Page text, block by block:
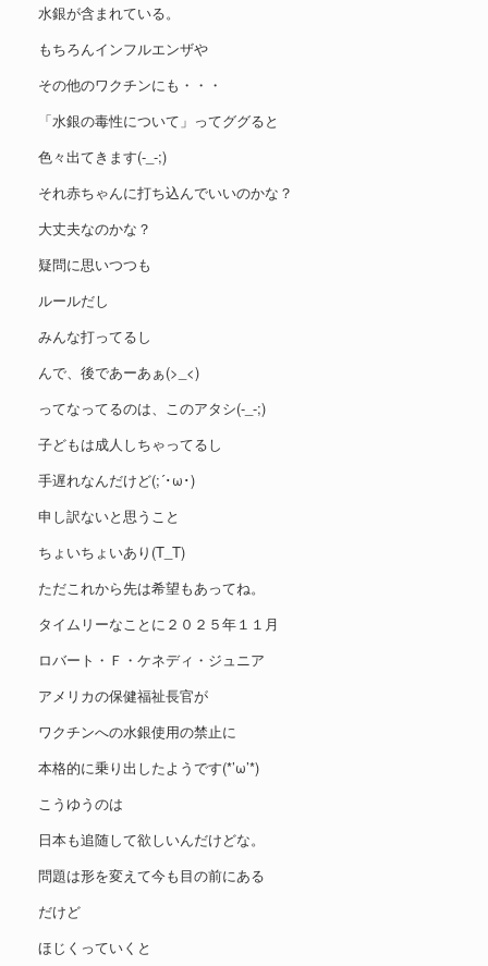
水銀が含まれている。
もちろんインフルエンザや
その他のワクチンにも・・・
「水銀の毒性について」ってググると
色々出てきます(-_-;)
それ赤ちゃんに打ち込んでいいのかな？
大丈夫なのかな？
疑問に思いつつも
ルールだし
みんな打ってるし
んで、後であーあぁ(>_<)
ってなってるのは、このアタシ(-_-;)
子どもは成人しちゃってるし
手遅れなんだけど(;´･ω･)
申し訳ないと思うこと
ちょいちょいあり(T_T)
ただこれから先は希望もあってね。
タイムリーなことに２０２５年１１月
ロバート・Ｆ・ケネディ・ジュニア
アメリカの保健福祉長官が
ワクチンへの水銀使用の禁止に
本格的に乗り出したようです(*’ω’*)
こうゆうのは
日本も追随して欲しいんだけどな。
問題は形を変えて今も目の前にある
だけど
ほじくっていくと